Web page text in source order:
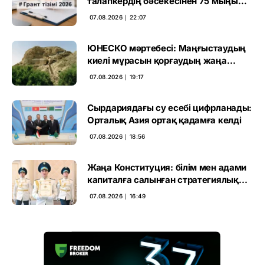
өтті
07.08.2026 ∣ 22:07
ЮНЕСКО мәртебесі: Маңғыстаудың
киелі мұрасын қорғаудың жаңа
кезеңі басталды
07.08.2026 ∣ 19:17
Сырдариядағы су есебі цифрланады:
Орталық Азия ортақ қадамға келді
07.08.2026 ∣ 18:56
Жаңа Конституция: білім мен адами
капиталға салынған стратегиялық
негіз
07.08.2026 ∣ 16:49